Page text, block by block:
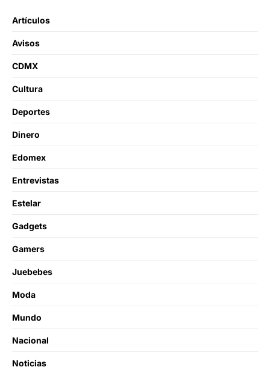
Artículos
Avisos
CDMX
Cultura
Deportes
Dinero
Edomex
Entrevistas
Estelar
Gadgets
Gamers
Juebebes
Moda
Mundo
Nacional
Noticias